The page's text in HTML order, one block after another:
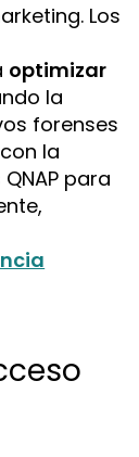
Los
optimizar
la
forenses
la
para